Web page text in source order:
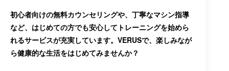
初心者向けの無料カウンセリングや、丁寧なマシン指導
など、はじめての方でも安心してトレーニングを始めら
れるサービスが充実しています。VERUSで、楽しみなが
ら健康的な生活をはじめてみませんか？